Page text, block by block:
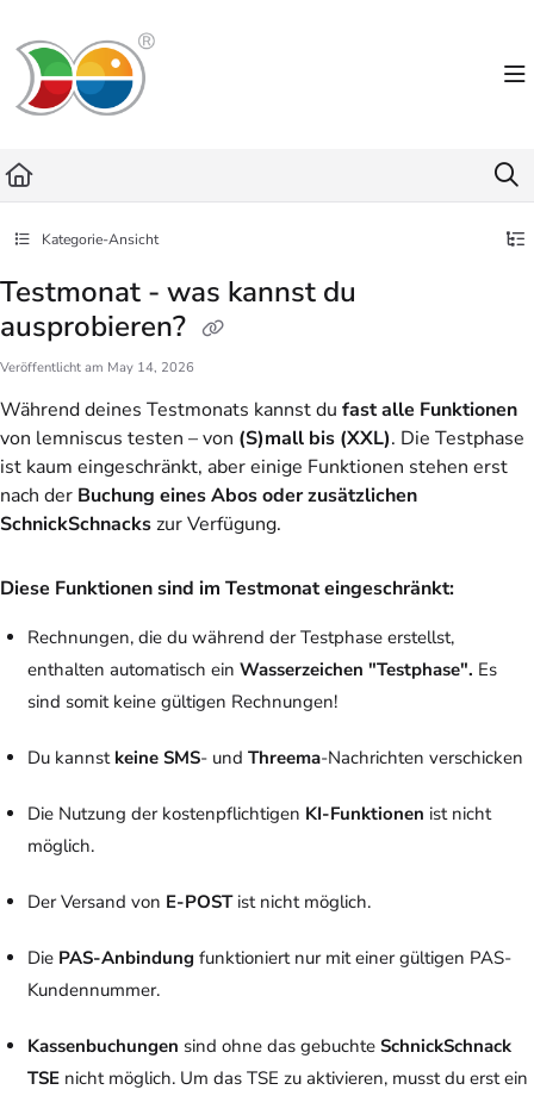
Fetch the complete documentation index at:
Use this file to discover all available pages before exploring further.
Kategorie-Ansicht
Testmonat - was kannst du
ausprobieren?
Veröffentlicht am May 14, 2026
Während deines Testmonats kannst du fast alle Funktionen
von lemniscus testen – von (S)mall bis (XXL). Die Testphase
ist kaum eingeschränkt, aber einige Funktionen stehen erst
nach der Buchung eines Abos oder zusätzlichen
SchnickSchnackszur Verfügung.
Diese Funktionen sind im Testmonat eingeschränkt:
Rechnungen, die du während der Testphase erstellst,
enthalten automatisch ein Wasserzeichen "Testphase". Es
sind somit keine gültigen Rechnungen!
Du kannst keine SMS- und Threema-Nachrichten verschicken
Die Nutzung der kostenpflichtigen KI-Funktionen ist nicht
möglich.
Der Versand von E-POST ist nicht möglich.
Die PAS-Anbindung funktioniert nur mit einer gültigen PAS-
Kundennummer.
Kassenbuchungen sind ohne das gebuchte SchnickSchnack
TSEnicht möglich. Um das TSE zu aktivieren, musst du erst ein